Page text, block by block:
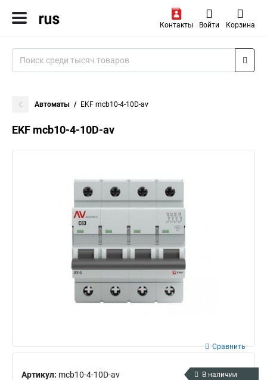
Контакты Войти Корзина
Автоматы EKF mcb10-4-10D-av
EKF mcb10-4-10D-av
Артикул: mcb10-4-10D-av
Сравнить
В наличии